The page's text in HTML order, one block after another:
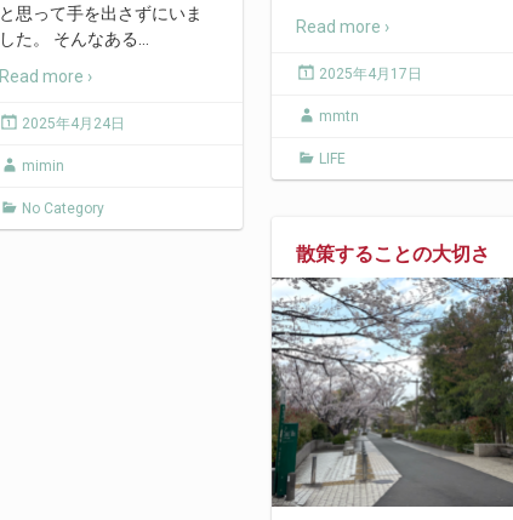
と思って手を出さずにいま
した。 そんなある
Read more ›
2025年4月24日
mimin
No Category
Read more ›
2025年4月17日
mmtn
LIFE
散策することの大切さ